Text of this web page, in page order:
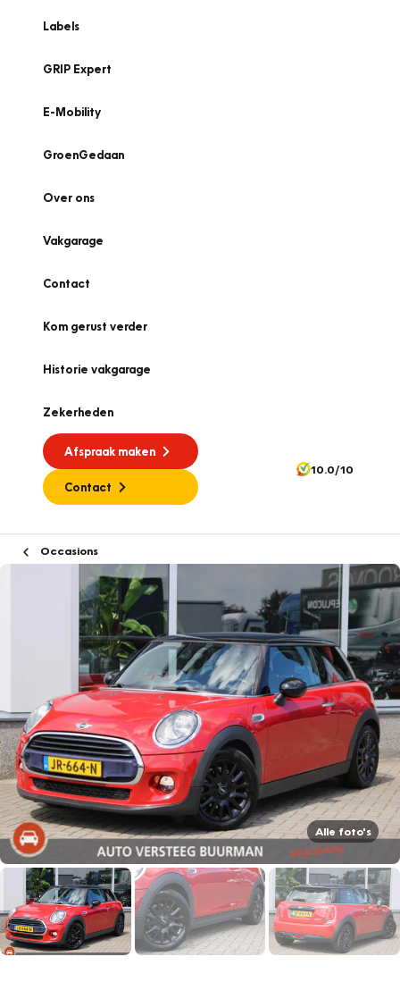
Labels
GRIP Expert
E-Mobility
GroenGedaan
Over ons
Vakgarage
Contact
Kom gerust verder
Historie vakgarage
Zekerheden
Afspraak maken
Contact
10.0/10
Occasions
Alle foto's